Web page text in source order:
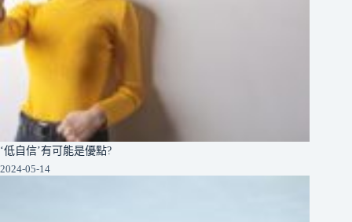
‘低自信’有可能是優點?
2024-05-14